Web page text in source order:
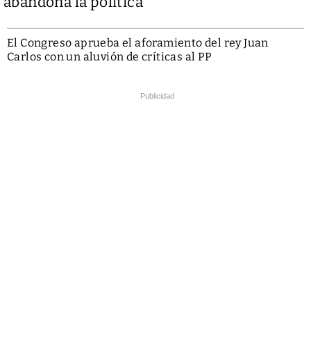
El Congreso aprueba el aforamiento del rey Juan
Carlos con un aluvión de críticas al PP
Publicidad